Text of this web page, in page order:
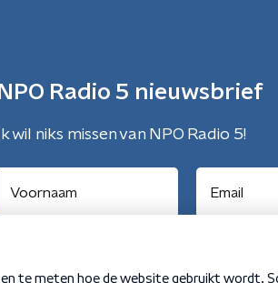
NPO Radio 5 nieuwsbrief
Ik wil niks missen van NPO Radio 5!